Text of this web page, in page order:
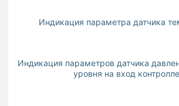
Индикация параметра датчика
Индикация параметров датчика
уровня на вход